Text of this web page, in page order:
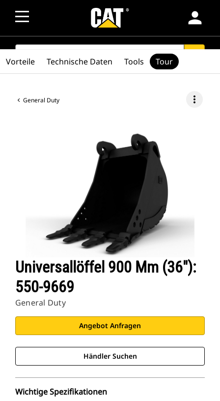
person
SEARCH
General Duty more_vert
Universallöffel 900 Mm (36″):
550-9669
General Duty
Angebot Anfragen
Händler Suchen
Wichtige Spezifikationen
Vorteile Technische Daten Tools Tour